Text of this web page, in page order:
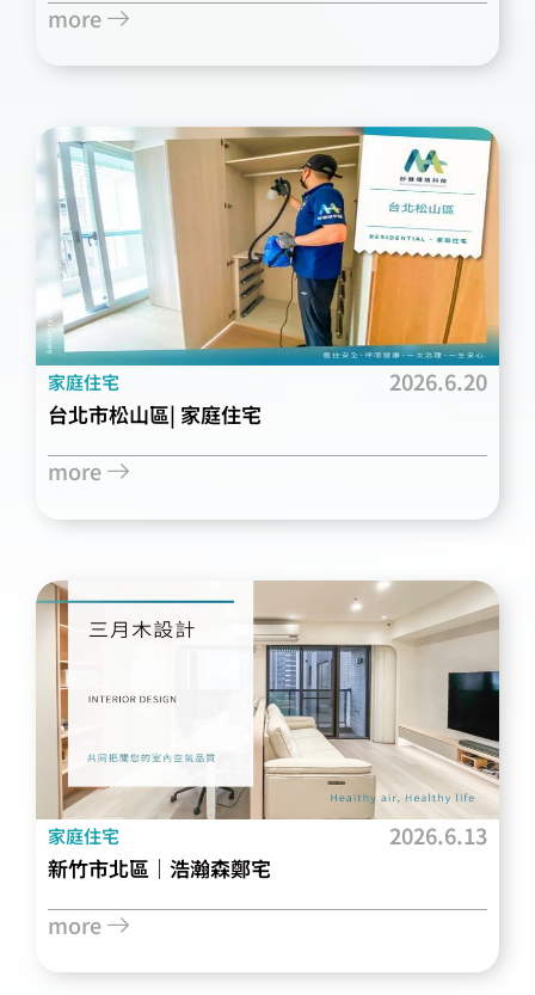
more
家庭住宅 2026.6.20
台北市松山區| 家庭住宅
more
家庭住宅 2026.6.13
新竹市北區｜浩瀚森鄭宅
more